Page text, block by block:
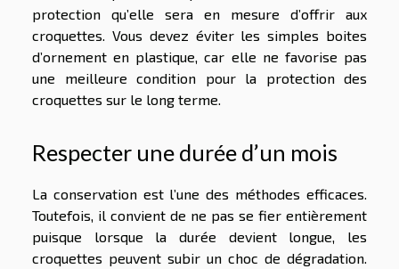
protection qu’elle sera en mesure d’offrir aux
croquettes. Vous devez éviter les simples boites
d’ornement en plastique, car elle ne favorise pas
une meilleure condition pour la protection des
croquettes sur le long terme.
Respecter une durée d’un mois
La conservation est l’une des méthodes efficaces.
Toutefois, il convient de ne pas se fier entièrement
puisque lorsque la durée devient longue, les
croquettes peuvent subir un choc de dégradation.